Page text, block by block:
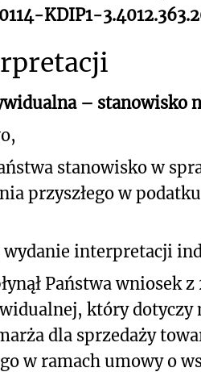
KDIP1-
– stanowisko
stanowisko w
przyszłego w
wydanie interpretacji
Państwa wniosek
który dotyczy
dla sprzedaży
w ramach umowy o